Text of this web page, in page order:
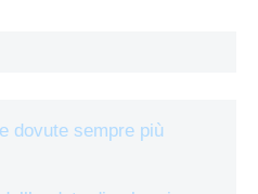
dovute sempre più